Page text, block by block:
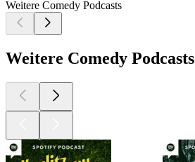
Weitere Comedy Podcasts
Weitere Comedy Podcasts